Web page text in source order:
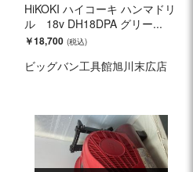
HiKOKI ハイコーキ ハンマドリ
ル 18v DH18DPA グリー...
￥18,700
ビッグバン工具館旭川末広店